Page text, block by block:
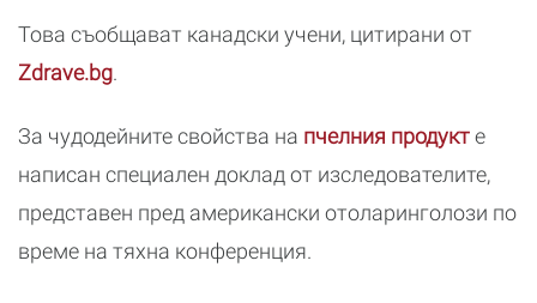
Това съобщават канадски учени, цитирани от
Zdrave.bg.
За чудодейните свойства на пчелния продукте
написан специален доклад от изследователите,
представен пред американски отоларинголози по
време на тяхна конференция.